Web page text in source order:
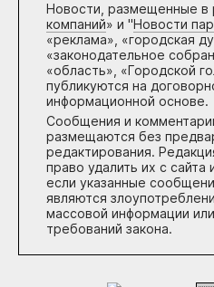
Новости, размещенные в
компаний» и "Новости
«реклама», «городская
«законодательное
«область», «Городской
публикуются на
информационной основе.
Сообщения и
размещаются без
редактирования.
право удалить их с сайта
если указанные
являются
массовой информации
требований закона.